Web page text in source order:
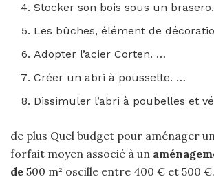
Stocker son bois sous un
Les bûches, élément de
Adopter l’acier Corten. …
Créer un abri à poussette. …
Dissimuler l’abri à poubelles et
de plus Quel budget pour aménager
forfait moyen associé à un
de 500 m² oscille entre 400 € et 500